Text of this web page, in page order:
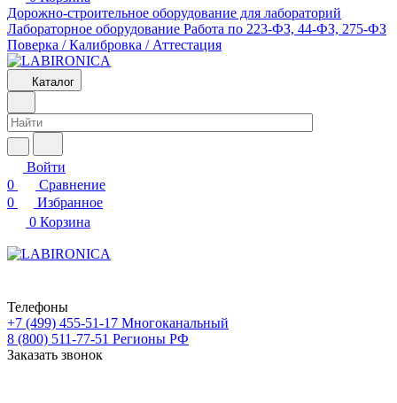
Дорожно-строительное оборудование для лабораторий
Лабораторное оборудование Работа по 223-ФЗ, 44-ФЗ, 275-ФЗ
Поверка / Калибровка / Аттестация
Каталог
Войти
0
Сравнение
0
Избранное
0 Корзина
Телефоны
+7 (499) 455-51-17 Многоканальный
8 (800) 511-77-51 Регионы РФ
Заказать звонок